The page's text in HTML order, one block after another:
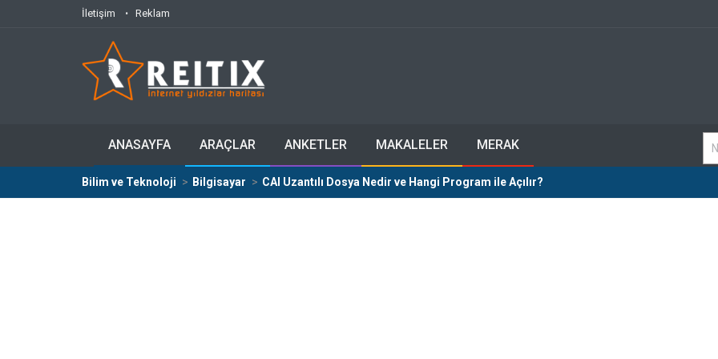
İletişim Reklam
ANASAYFA ARAÇLAR ANKETLER MAKALELER MERAK
Bilim ve Teknoloji Bilgisayar CAI Uzantılı Dosya Nedir ve Hangi Program ile Açılır?